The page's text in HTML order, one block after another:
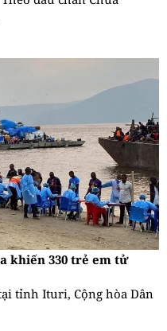
khiến 330 trẻ em tử
tỉnh Ituri, Cộng hòa Dân